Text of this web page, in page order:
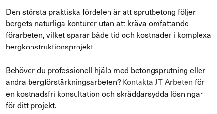
Den största praktiska fördelen är att sprutbetong följer
bergets naturliga konturer utan att kräva omfattande
förarbeten, vilket sparar både tid och kostnader i komplexa
bergkonstruktionsprojekt.
Behöver du professionell hjälp med betongsprutning eller
andra bergförstärkningsarbeten?Kontakta JT Arbeten för
en kostnadsfri konsultation och skräddarsydda lösningar
för ditt projekt.